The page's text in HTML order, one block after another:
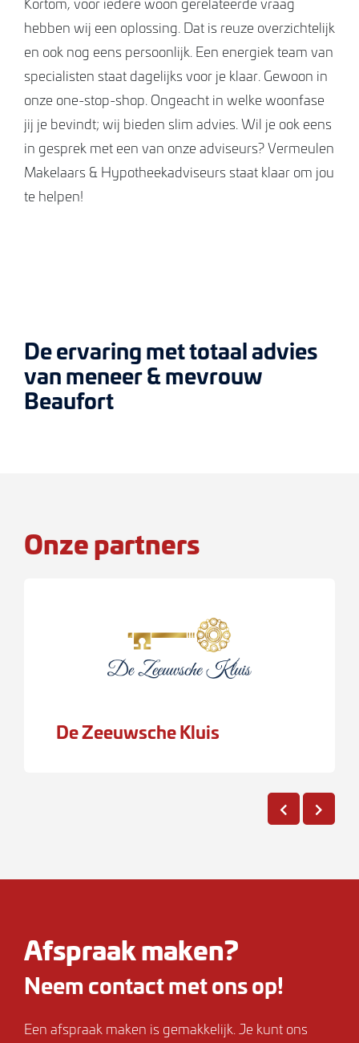
hebben wij een oplossing. Dat is reuze overzichtelijk
en ook nog eens persoonlijk. Een energiek team van
specialisten staat dagelijks voor je klaar. Gewoon in
onze one-stop-shop. Ongeacht in welke woonfase
jij je bevindt; wij bieden slim advies. Wil je ook eens
in gesprek met een van onze adviseurs? Vermeulen
Makelaars & Hypotheekadviseurs staat klaar om jou
te helpen!
De ervaring met totaal advies
van meneer & mevrouw
Beaufort
Onze partners
De Zeeuwsche Kluis
Afspraak maken?
Neem contact met ons op!
Een afspraak maken is gemakkelijk. Je kunt ons